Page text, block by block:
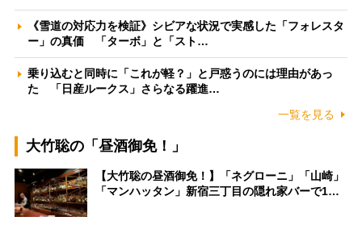
《雪道の対応力を検証》シビアな状況で実感した「フォレスタ
ー」の真価 「ターボ」と「スト…
乗り込むと同時に「これが軽？」と戸惑うのには理由があっ
た 「日産ルークス」さらなる躍進…
一覧を見る
大竹聡の「昼酒御免！」
【大竹聡の昼酒御免！】「ネグローニ」「山崎」
「マンハッタン」新宿三丁目の隠れ家バーで1…